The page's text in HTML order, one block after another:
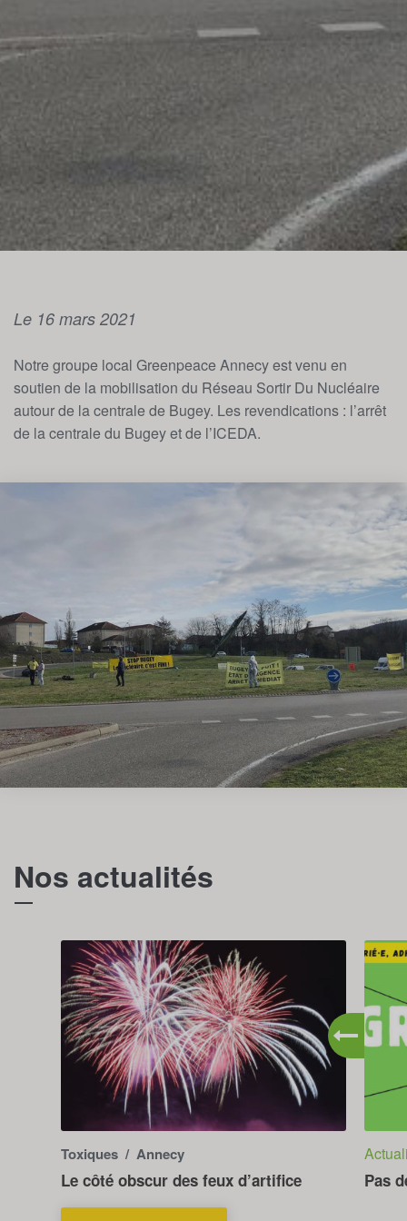
Le 16 mars 2021
Notre groupe local Greenpeace Annecy est venu en
soutien de la mobilisation du Réseau Sortir Du Nucléaire
autour de la centrale de Bugey. Les revendications : l’arrêt
de la centrale du Bugey et de l’ICEDA.
Nos actualités
Toxiques / Annecy
Le côté obscur des feux d’artifice Pas